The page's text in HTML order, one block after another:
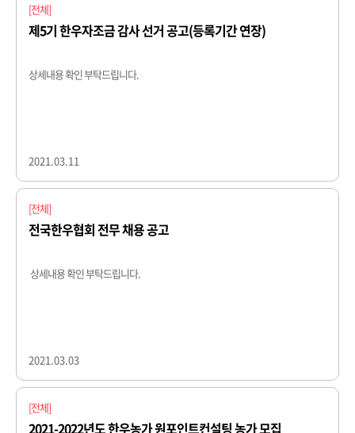
[전체]
제5기 한우자조금 감사 선거 공고(등록기간 연장)
상세내용 확인 부탁드립니다. ​
2021.03.11
[전체]
전국한우협회 전무 채용 공고
상세내용 확인 부탁드립니다.
2021.03.03
[전체]
2021-2022년도 한우농가 원포인트컨설팅 농가 모집